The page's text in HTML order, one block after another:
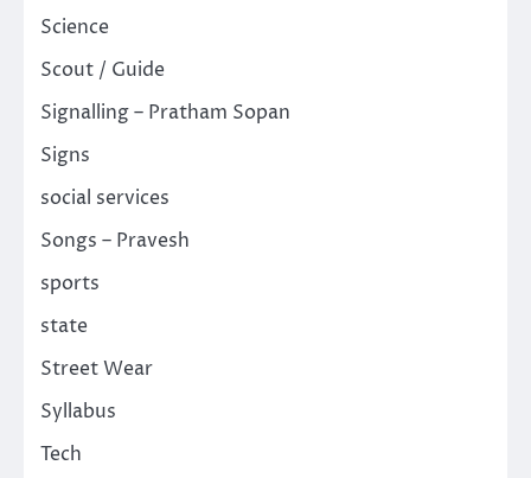
Science
Scout / Guide
Signalling – Pratham Sopan
Signs
social services
Songs – Pravesh
sports
state
Street Wear
Syllabus
Tech